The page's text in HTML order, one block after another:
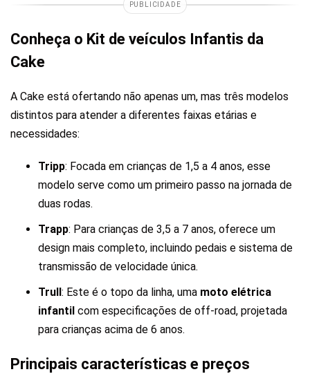
PUBLICIDADE
Conheça o Kit de veículos Infantis da
Cake
A Cake está ofertando não apenas um, mas três modelos
distintos para atender a diferentes faixas etárias e
necessidades:
Tripp: Focada em crianças de 1,5 a 4 anos, esse
modelo serve como um primeiro passo na jornada de
duas rodas.
Trapp: Para crianças de 3,5 a 7 anos, oferece um
design mais completo, incluindo pedais e sistema de
transmissão de velocidade única.
Trull : Este é o topo da linha, uma moto elétrica
infantil com especificações de off-road, projetada
para crianças acima de 6 anos.
Principais características e preços